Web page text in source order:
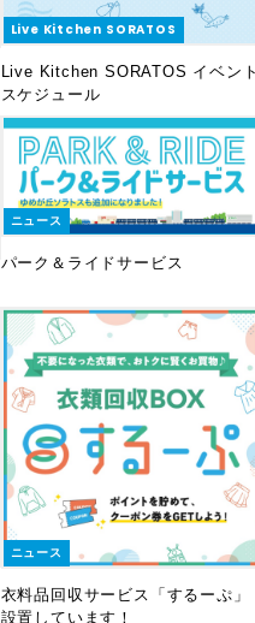
Live Kitchen SORATOS
Live Kitchen SORATOS イベン
スケジュール
ニュース
パーク＆ライドサービス
ニュース
衣料品回収サービス「するーぷ」
設置しています！